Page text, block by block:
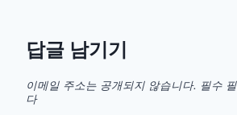
답글 남기기
이메일 주소는 공개되지 않습니다. 필수
다